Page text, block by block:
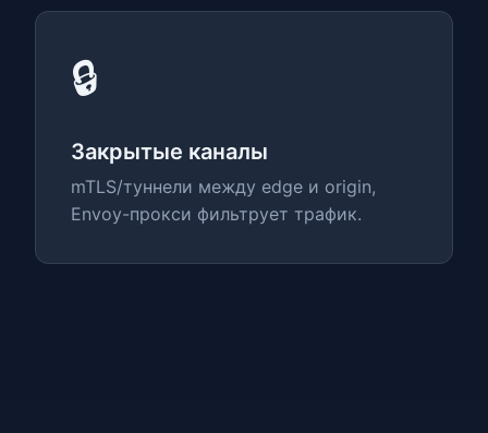
🔒
Закрытые каналы
mTLS/туннели между edge и origin,
Envoy-прокси фильтрует трафик.